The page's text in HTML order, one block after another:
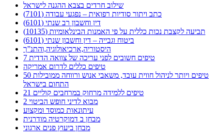
שילוב חרדים בצבא ההגנה לישראל
כתב ויתור סודיות רפואית – נפגעי עבודה (7101)
דין וחשבון רב שנתי (6101)
תביעה לקצבת נכות כללית על פי האמנות הבינלאומיות (10135)
ביטוח וגבייה – דין וחשבון שנתי (6101)
היסטוריה,ארכיאולוגיה,והתנ”ך
7 טיפים חשובים לפני עריכה של צוואה הדדית
טיפים כללים לדרום אמריקה
50 טיפים ויותר לניהול חווית עובד, משאבי אנוש ורווחה ממובילות
התחום בישראל
21 טיפים ללמידה מרחוק במרחבים קוליים
מבוא לדיני חופש הביטוי 2
עיתונאות כמוסד ומקצוע
מבחן ב דמוקרטיה מודרנית
מבחן ביעוץ פנים ארגוני